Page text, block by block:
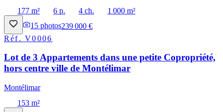
177 m²
6 p. 4 ch.
1 000 m²
15 photos239 000 €
Réf.V0006
Lot de 3 Appartements dans une petite Copropriété,
hors centre ville de Montélimar
Montélimar
153 m²